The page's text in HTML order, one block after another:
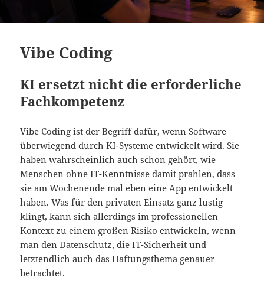
Vibe Coding
KI ersetzt nicht die erforderliche
Fachkompetenz
Vibe Coding ist der Begriff dafür, wenn Software
überwiegend durch KI-Systeme entwickelt wird. Sie
haben wahrscheinlich auch schon gehört, wie
Menschen ohne IT-Kenntnisse damit prahlen, dass
sie am Wochenende mal eben eine App entwickelt
haben. Was für den privaten Einsatz ganz lustig
klingt, kann sich allerdings im professionellen
Kontext zu einem großen Risiko entwickeln, wenn
man den Datenschutz, die IT-Sicherheit und
letztendlich auch das Haftungsthema genauer
betrachtet.